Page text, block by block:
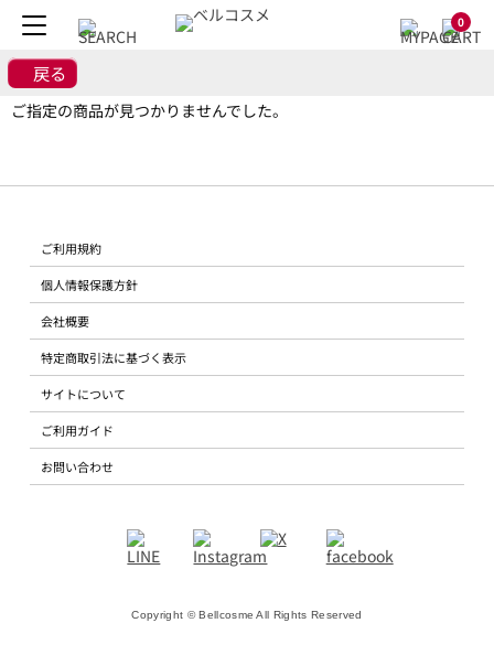
0
戻る
ご指定の商品が見つかりませんでした。
ご利用規約
個人情報保護方針
会社概要
特定商取引法に基づく表示
サイトについて
ご利用ガイド
お問い合わせ
Copyright © Bellcosme All Rights Reserved